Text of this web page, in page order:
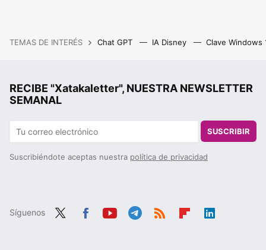
TEMAS DE INTERÉS Chat GPT IA Disney Clave Windows
RECIBE "Xatakaletter", NUESTRA NEWSLETTER
SEMANAL
SUSCRIBIR
Suscribiéndote aceptas nuestra política de privacidad
Síguenos